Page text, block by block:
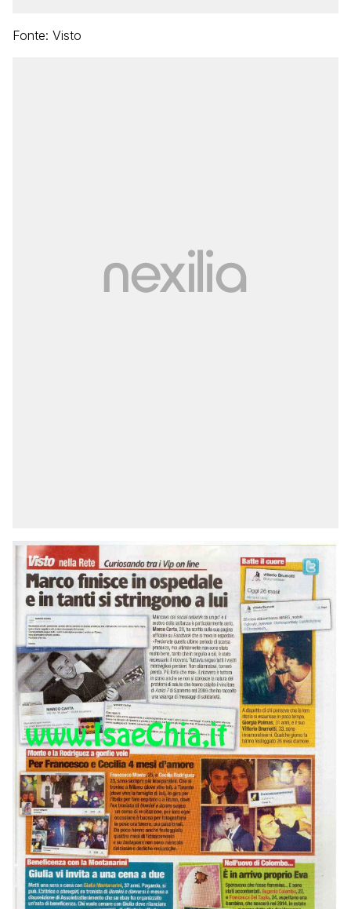
Fonte: Visto